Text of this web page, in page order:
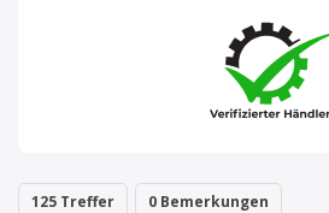
125 Treffer 0 Bemerkungen